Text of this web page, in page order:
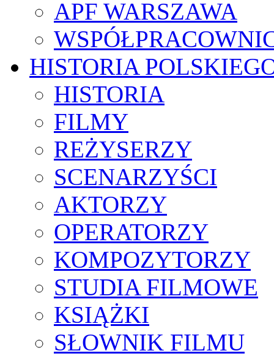
APF WARSZAWA
HISTORIA
HISTORIA
FILMY
REŻYSERZY
SCENARZYŚCI
AKTORZY
OPERATORZY
KOMPOZYTORZY
STUDIA FILMOWE
KSIĄŻKI
SŁOWNIK FILMU